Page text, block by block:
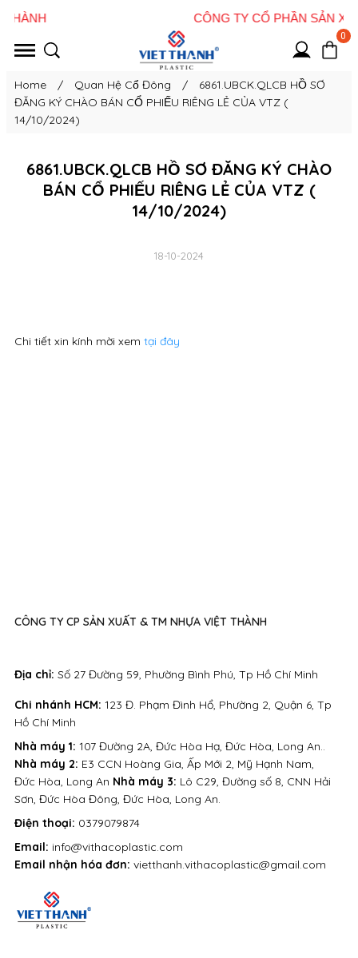
0
Home / Quan Hệ Cổ Đông /
6861.UBCK.QLCB HỒ SƠ
ĐĂNG KÝ CHÀO BÁN CỔ PHIẾU RIÊNG LẺ CỦA VTZ (
14/10/2024)
6861.UBCK.QLCB HỒ SƠ ĐĂNG KÝ CHÀO
BÁN CỔ PHIẾU RIÊNG LẺ CỦA VTZ (
14/10/2024)
18-10-2024
Chi tiết xin kính mời xem tại đây
Địa chỉ: Số 27 Đường 59, Phường Bình Phú, Tp Hồ Chí Minh
Điện thoại: 0379079874
Email: info@vithacoplastic.com
Email nhận hóa đơn: vietthanh.vithacoplastic@gmail.com
CÔNG TY CP SẢN XUẤT & TM NHỰA VIỆT THÀNH
Nhà máy 1: 107 Đường 2A, Đức Hòa Hạ, Đức Hòa, Long An..
Nhà máy 2: E3 CCN Hoàng Gia, Ấp Mới 2, Mỹ Hạnh Nam,
Đức Hòa, Long An Nhà máy 3: Lô C29, Đường số 8, CNN Hải
Sơn, Đức Hòa Đông, Đức Hòa, Long An.
Chi nhánh HCM: 123 Đ. Phạm Đình Hổ, Phường 2, Quận 6, Tp
Hồ Chí Minh